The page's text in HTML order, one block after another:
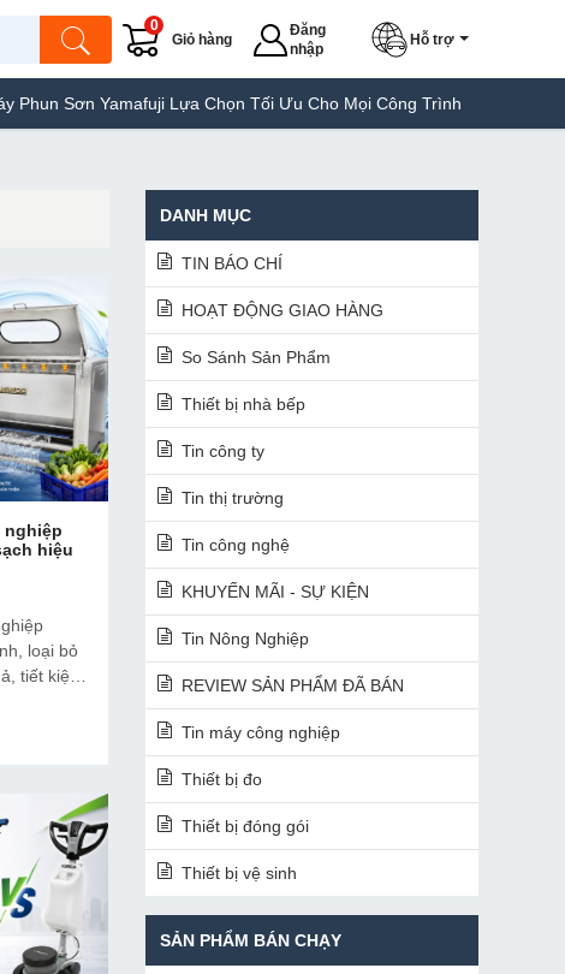
Giỏ hàng
0
Đăng
nhập
Hỗ trợ
Yamafuji Lựa Chọn Tối Ưu Cho Mọi Công Trình Máy Hàn Túi
nghiệp
hiệu
loại bỏ
tiết kiệm
và
DANH MỤC
TIN BÁO CHÍ
HOẠT ĐỘNG GIAO HÀNG
So Sánh Sản Phẩm
Thiết bị nhà bếp
Tin công ty
Tin thị trường
Tin công nghệ
KHUYẾN MÃI - SỰ KIỆN
Tin Nông Nghiệp
REVIEW SẢN PHẨM ĐÃ BÁN
Tin máy công nghiệp
Thiết bị đo
Thiết bị đóng gói
Thiết bị vệ sinh
SẢN PHẨM BÁN CHẠY